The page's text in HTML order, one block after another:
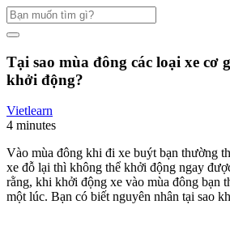
Search
for:
Tại sao mùa đông các loại xe cơ
khởi động?
Vietlearn
4 minutes
Vào mùa đông khi đi xe buýt bạn thường
xe đỗ lại thì không thể khởi động ngay
rằng, khi khởi động xe vào mùa đông bạn
một lúc. Bạn có biết nguyên nhân tại sao